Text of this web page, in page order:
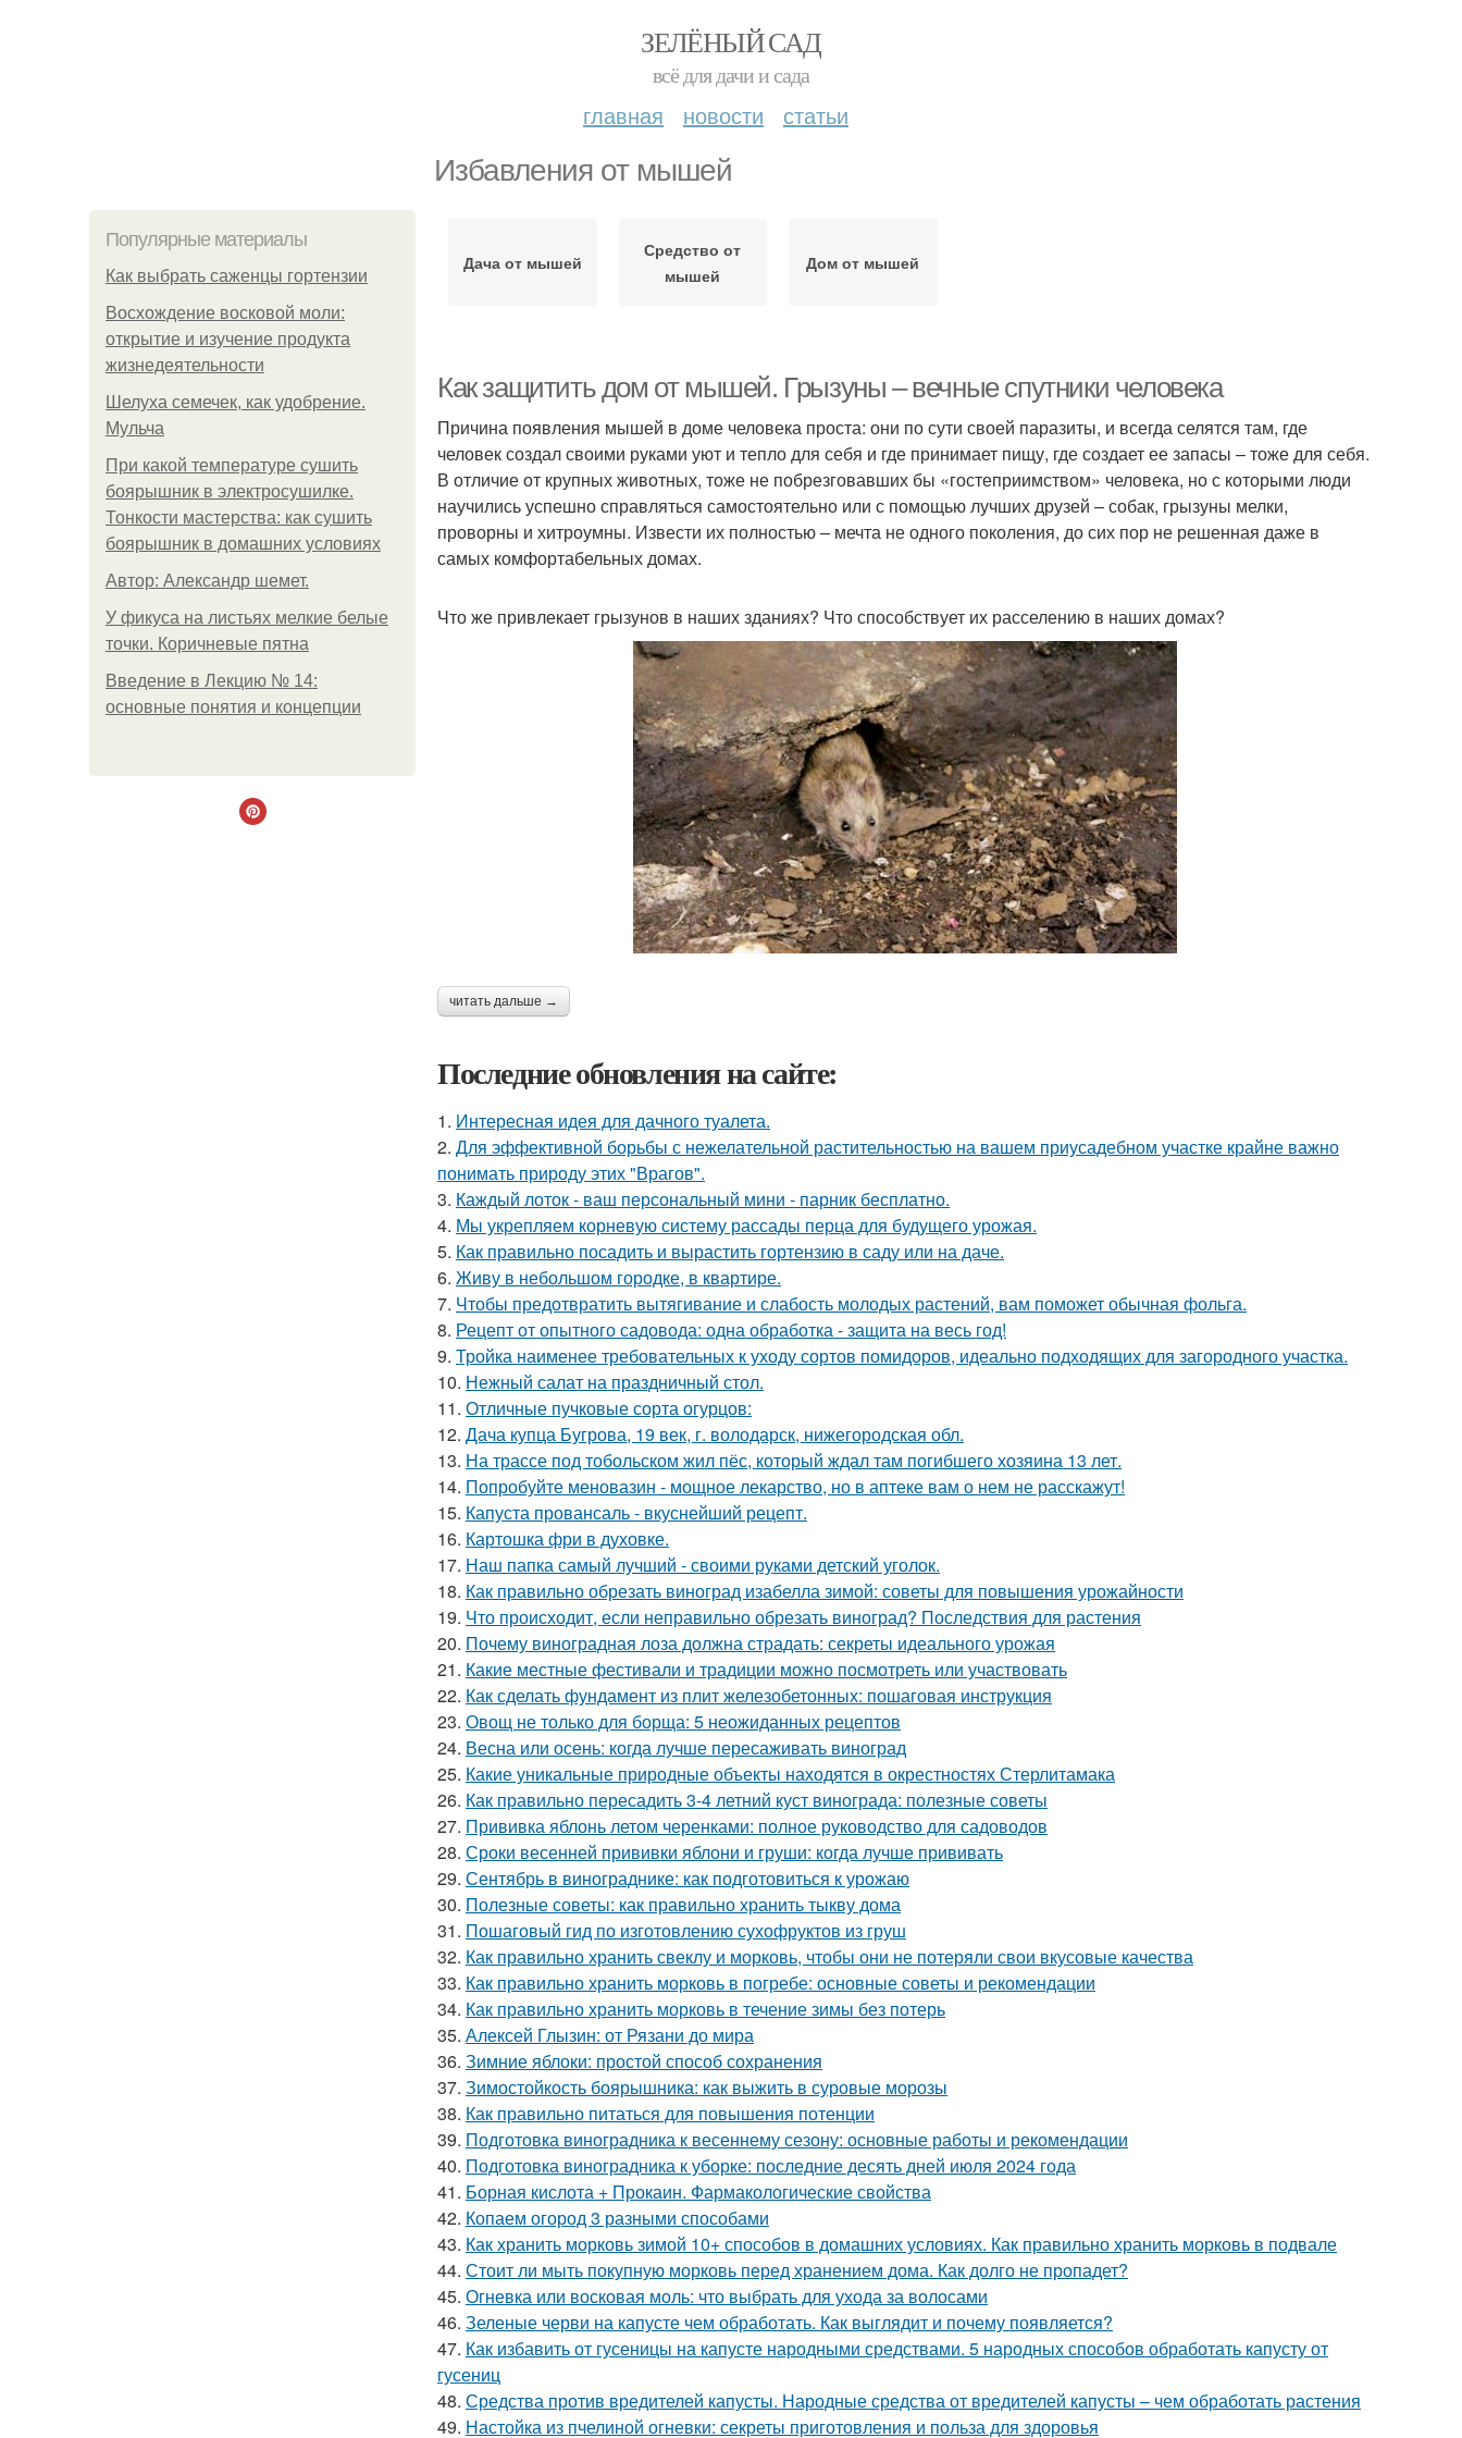
ЗЕЛЁНЫЙ САД
всё для дачи и сада
главная новости статьи
Избавления от мышей
Популярные материалы
Как выбрать саженцы гортензии
Восхождение восковой моли:
открытие и изучение продукта
жизнедеятельности
Шелуха семечек, как удобрение.
Мульча
При какой температуре сушить
боярышник в электросушилке.
Тонкости мастерства: как сушить
боярышник в домашних условиях
Автор: Александр шемет.
У фикуса на листьях мелкие белые
точки. Коричневые пятна
Введение в Лекцию № 14:
основные понятия и концепции
Дача от мышей
Средство от
мышей
Дом от мышей
Как защитить дом от мышей. Грызуны – вечные спутники человека
Причина появления мышей в доме человека проста: они по сути своей паразиты, и всегда селятся там, где
человек создал своими руками уют и тепло для себя и где принимает пищу, где создает ее запасы – тоже для себя.
В отличие от крупных животных, тоже не побрезговавших бы «гостеприимством» человека, но с которыми люди
научились успешно справляться самостоятельно или с помощью лучших друзей – собак, грызуны мелки,
проворны и хитроумны. Извести их полностью – мечта не одного поколения, до сих пор не решенная даже в
самых комфортабельных домах.
Что же привлекает грызунов в наших зданиях? Что способствует их расселению в наших домах?
читать дальше →
Последние обновления на сайте:
1. Интересная идея для дачного туалета.
2. Для эффективной борьбы с нежелательной растительностью на вашем приусадебном участке крайне важно
понимать природу этих "Врагов".
3. Каждый лоток - ваш персональный мини - парник бесплатно.
4. Мы укрепляем корневую систему рассады перца для будущего урожая.
5. Как правильно посадить и вырастить гортензию в саду или на даче.
6. Живу в небольшом городке, в квартире.
7. Чтобы предотвратить вытягивание и слабость молодых растений, вам поможет обычная фольга.
8. Рецепт от опытного садовода: одна обработка - защита на весь год!
9. Тройка наименее требовательных к уходу сортов помидоров, идеально подходящих для загородного участка.
10. Нежный салат на праздничный стол.
11. Отличные пучковые сорта огурцов:
12. Дача купца Бугрова, 19 век, г. володарск, нижегородская обл.
13. На трассе под тобольском жил пёс, который ждал там погибшего хозяина 13 лет.
14. Попробуйте меновазин - мощное лекарство, но в аптеке вам о нем не расскажут!
15. Капуста провансаль - вкуснейший рецепт.
16. Картошка фри в духовке.
17. Наш папка самый лучший - своими руками детский уголок.
18. Как правильно обрезать виноград изабелла зимой: советы для повышения урожайности
19. Что происходит, если неправильно обрезать виноград? Последствия для растения
20. Почему виноградная лоза должна страдать: секреты идеального урожая
21. Какие местные фестивали и традиции можно посмотреть или участвовать
22. Как сделать фундамент из плит железобетонных: пошаговая инструкция
23. Овощ не только для борща: 5 неожиданных рецептов
24. Весна или осень: когда лучше пересаживать виноград
25. Какие уникальные природные объекты находятся в окрестностях Стерлитамака
26. Как правильно пересадить 3-4 летний куст винограда: полезные советы
27. Прививка яблонь летом черенками: полное руководство для садоводов
28. Сроки весенней прививки яблони и груши: когда лучше прививать
29. Сентябрь в винограднике: как подготовиться к урожаю
30. Полезные советы: как правильно хранить тыкву дома
31. Пошаговый гид по изготовлению сухофруктов из груш
32. Как правильно хранить свеклу и морковь, чтобы они не потеряли свои вкусовые качества
33. Как правильно хранить морковь в погребе: основные советы и рекомендации
34. Как правильно хранить морковь в течение зимы без потерь
35. Алексей Глызин: от Рязани до мира
36. Зимние яблоки: простой способ сохранения
37. Зимостойкость боярышника: как выжить в суровые морозы
38. Как правильно питаться для повышения потенции
39. Подготовка виноградника к весеннему сезону: основные работы и рекомендации
40. Подготовка виноградника к уборке: последние десять дней июля 2024 года
41. Борная кислота + Прокаин. Фармакологические свойства
42. Копаем огород 3 разными способами
43. Как хранить морковь зимой 10+ способов в домашних условиях. Как правильно хранить морковь в подвале
44. Стоит ли мыть покупную морковь перед хранением дома. Как долго не пропадет?
45. Огневка или восковая моль: что выбрать для ухода за волосами
46. Зеленые черви на капусте чем обработать. Как выглядит и почему появляется?
47. Как избавить от гусеницы на капусте народными средствами. 5 народных способов обработать капусту от
гусениц
48. Средства против вредителей капусты. Народные средства от вредителей капусты – чем обработать растения
49. Настойка из пчелиной огневки: секреты приготовления и польза для здоровья